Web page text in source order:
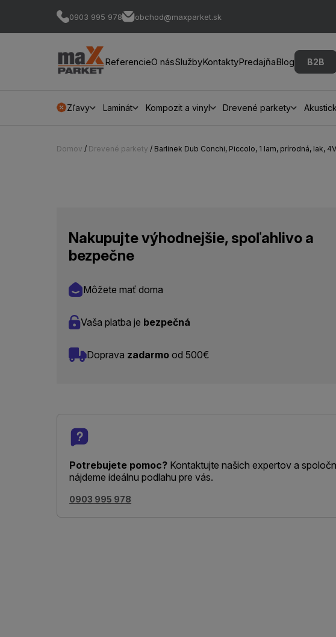
0903 995 978 obchod@maxparket.sk
ReferencieO násSlužbyKontaktyPredajňaBlog B2B
Zľavy Laminát Kompozit a vinyl Drevené parkety
Domov / Drevené parkety / Barlinek Dub Conchi, Piccolo, 1 lam, prírodná, lak,
Nakupujte výhodnejšie, spoľahlivo a
bezpečne
Môžete mať doma
Vaša platba je bezpečná
Doprava zadarmo od 500€
Potrebujete pomoc? Kontaktujte našich expertov a
nájdeme ideálnu podlahu pre vás.
0903 995 978